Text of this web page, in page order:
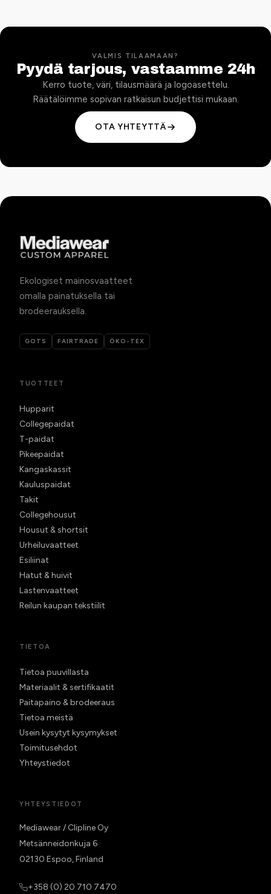
VALMIS TILAAMAAN?
Pyydä tarjous, vastaamme 24h
Kerro tuote, väri, tilausmäärä ja logoasettelu.
Räätälöimme sopivan ratkaisun budjettisi mukaan.
OTA YHTEYTTÄ
Ekologiset mainosvaatteet
omalla painatuksella tai
brodeerauksella.
GOTS FAIRTRADE ÖKO-TEX
TUOTTEET
Hupparit
Collegepaidat
T-paidat
Pikeepaidat
Kangaskassit
Kauluspaidat
Takit
Collegehousut
Housut & shortsit
Urheiluvaatteet
Esiliinat
Hatut & huivit
Lastenvaatteet
Reilun kaupan tekstiilit
TIETOA
Tietoa puuvillasta
Materiaalit & sertifikaatit
Paitapaino & brodeeraus
Tietoa meistä
Usein kysytyt kysymykset
Toimitusehdot
Yhteystiedot
YHTEYSTIEDOT
Mediawear / Clipline Oy
Metsänneidonkuja 6
02130 Espoo, Finland
+358 (0) 20 710 7470